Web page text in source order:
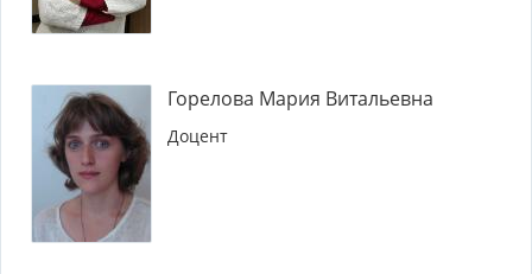
Горелова Мария Витальевна
Доцент